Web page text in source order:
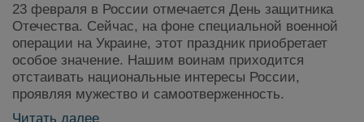
23 февраля в России отмечается День защитника
Отечества. Сейчас, на фоне специальной военной
операции на Украине, этот праздник приобретает
особое значение. Нашим воинам приходится
отстаивать национальные интересы России,
проявляя мужество и самоотверженность.
Читать далее